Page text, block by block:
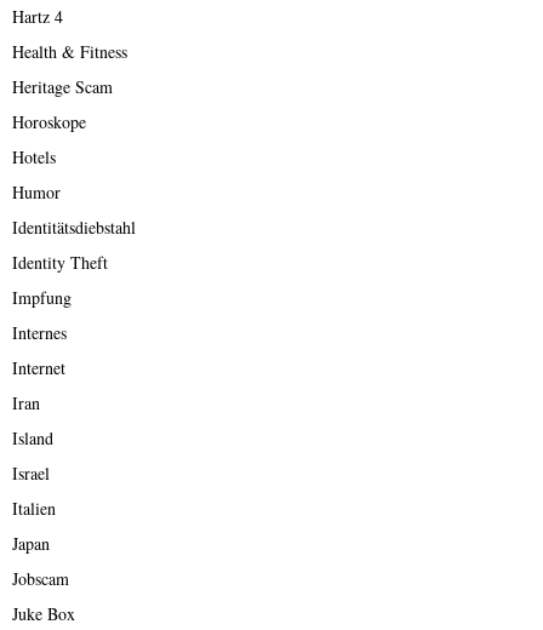
Hartz 4
Health & Fitness
Heritage Scam
Horoskope
Hotels
Humor
Identitätsdiebstahl
Identity Theft
Impfung
Internes
Internet
Iran
Island
Israel
Italien
Japan
Jobscam
Juke Box